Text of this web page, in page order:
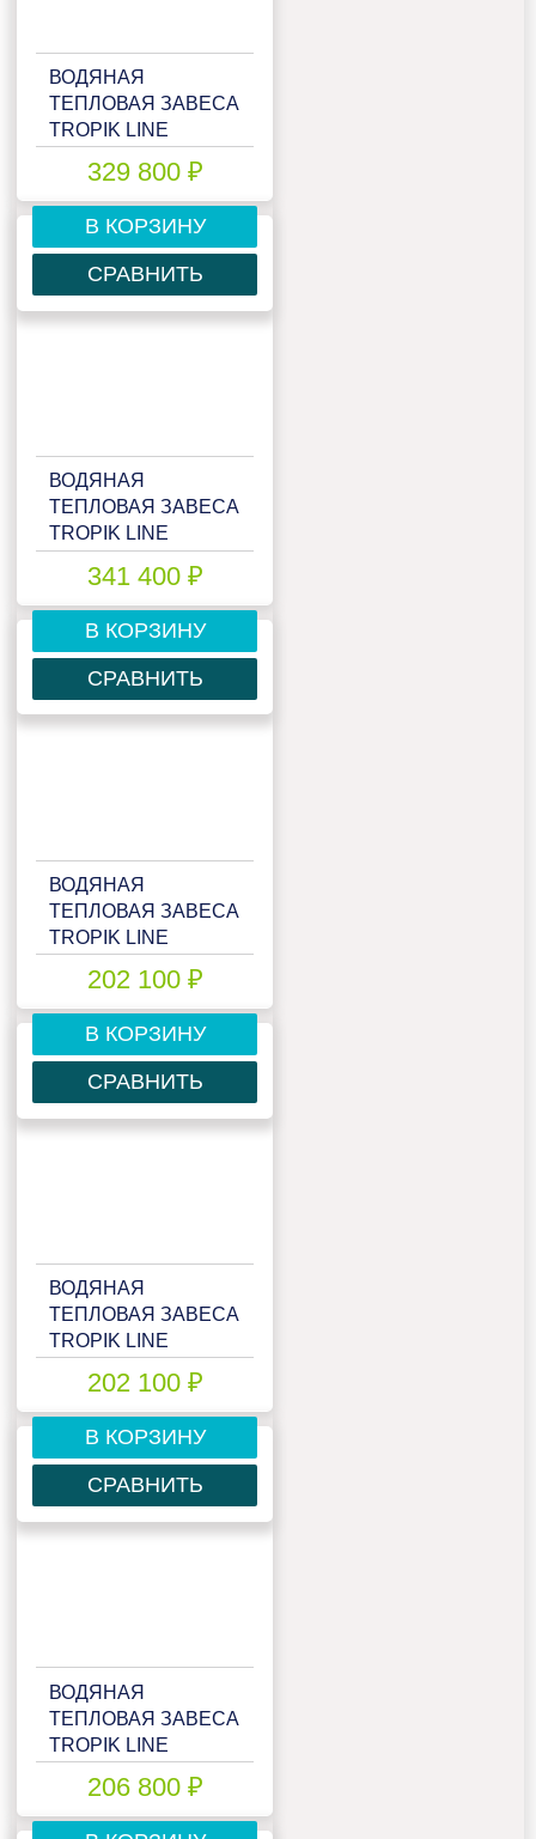
ВОДЯНАЯ
ТЕПЛОВАЯ ЗАВЕСА
TROPIK LINE
329 800 ₽
В КОРЗИНУ
СРАВНИТЬ
ВОДЯНАЯ
ТЕПЛОВАЯ ЗАВЕСА
TROPIK LINE
TECHNO
341 400 ₽
В КОРЗИНУ
СРАВНИТЬ
ВОДЯНАЯ
ТЕПЛОВАЯ ЗАВЕСА
TROPIK LINE
202 100 ₽
В КОРЗИНУ
СРАВНИТЬ
ВОДЯНАЯ
ТЕПЛОВАЯ ЗАВЕСА
TROPIK LINE
202 100 ₽
В КОРЗИНУ
СРАВНИТЬ
ВОДЯНАЯ
ТЕПЛОВАЯ ЗАВЕСА
TROPIK LINE
TECHNO
206 800 ₽